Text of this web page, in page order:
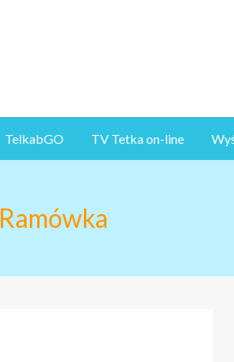
TelkabGO TV Tetka on-line
Ramówka